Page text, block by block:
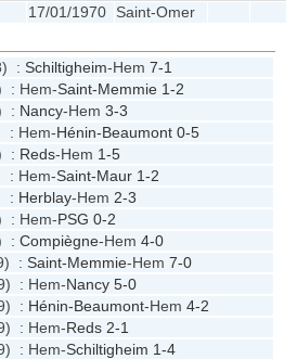
17/01/1970 Saint-Omer
: Schiltigheim-Hem 7-1
: Hem-Saint-Memmie 1-2
: Nancy-Hem 3-3
: Hem-Hénin-Beaumont 0-5
: Reds-Hem 1-5
: Hem-Saint-Maur 1-2
: Herblay-Hem 2-3
: Hem-PSG 0-2
: Compiègne-Hem 4-0
: Saint-Memmie-Hem 7-0
: Hem-Nancy 5-0
: Hénin-Beaumont-Hem 4-2
: Hem-Reds 2-1
: Hem-Schiltigheim 1-4